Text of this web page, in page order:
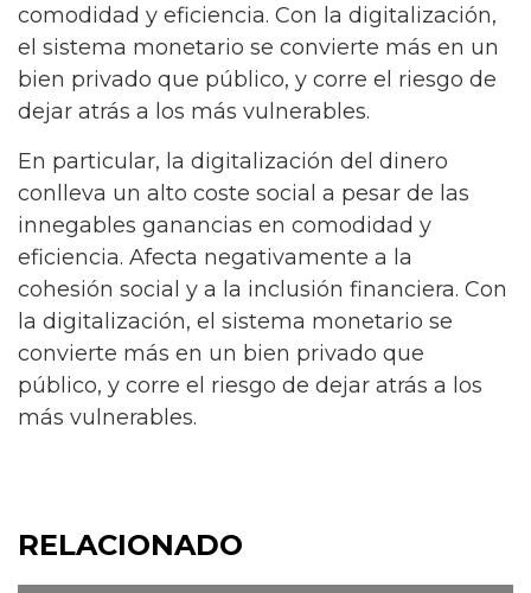
comodidad y eficiencia. Con la digitalización,
el sistema monetario se convierte más en un
bien privado que público, y corre el riesgo de
dejar atrás a los más vulnerables.
En particular, la digitalización del dinero
conlleva un alto coste social a pesar de las
innegables ganancias en comodidad y
eficiencia. Afecta negativamente a la
cohesión social y a la inclusión financiera. Con
la digitalización, el sistema monetario se
convierte más en un bien privado que
público, y corre el riesgo de dejar atrás a los
más vulnerables.
RELACIONADO